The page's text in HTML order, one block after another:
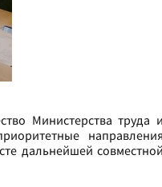
Министерства труда и
направления
дальнейшей совместной